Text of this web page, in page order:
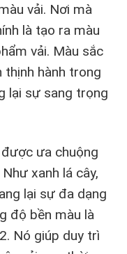
vải. Nơi mà
là tạo ra màu
vải. Màu sắc
thịnh hành trong
lại sự sang trọng
ưa chuộng
xanh lá cây,
lại sự đa dạng
độ bền màu là
Nó giúp duy trì